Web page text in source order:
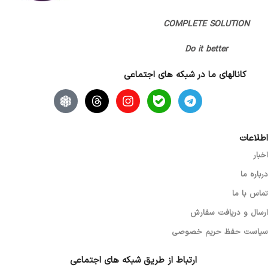
COMPLETE SOLUTION
Do it better
کانالهای ما در شبکه های اجتماعی
اطلاعات
اخبار
درباره ما
تماس با ما
ارسال و دریافت سفارش
سیاست حفظ حریم خصوصی
ارتباط از طریق شبکه های اجتماعی